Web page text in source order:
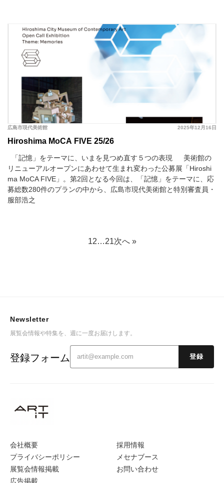
2025年12月16日
広島市現代美術館
Hiroshima MoCA FIVE 25/26
「記憶」をテーマに、いまを見つめ直す５つの表現 美術館の
リニューアルオープンにあわせて生まれ変わった公募展「Hiroshi
ma MoCA FIVE」。第2回となる今回は、「記憶」をテーマに、応
募総数280件のプランの中から、広島市現代美術館と特別審査員・
服部浩之
12…21次へ »
会社概要
プライバシーポリシー
展覧会情報掲載
広告掲載
採用情報
メセナブース
お問い合わせ
Newsletter
展覧会情報や特集を、週に一度お届けします。
登録フォーム 登録